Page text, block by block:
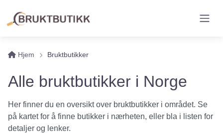
Hjem Bruktbutikker
Alle bruktbutikker i Norge
Her finner du en oversikt over bruktbutikker i området. Se
på kartet for å finne butikker i nærheten, eller bla i listen for
detaljer og lenker.